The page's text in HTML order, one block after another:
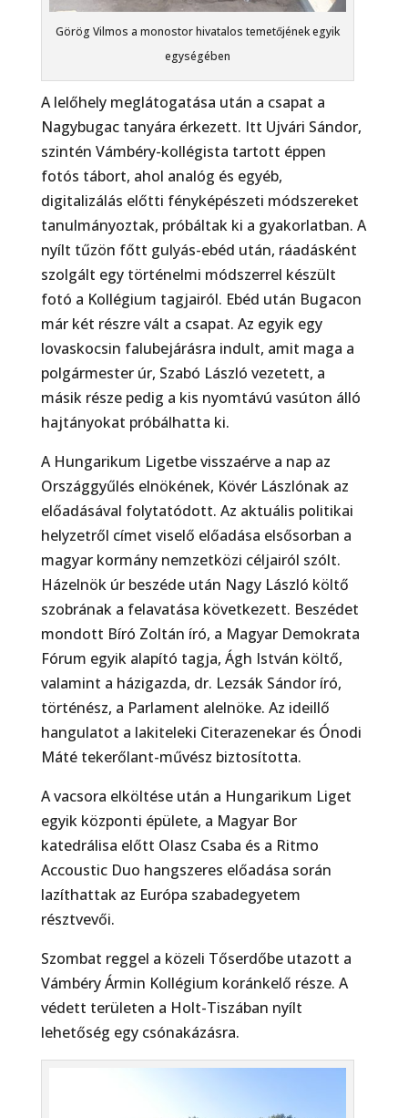
Görög Vilmos a monostor hivatalos temetőjének egyik
egységében
A lelőhely meglátogatása után a csapat a
Nagybugac tanyára érkezett. Itt Ujvári Sándor,
szintén Vámbéry-kollégista tartott éppen
fotós tábort, ahol analóg és egyéb,
digitalizálás előtti fényképészeti módszereket
tanulmányoztak, próbáltak ki a gyakorlatban. A
nyílt tűzön főtt gulyás-ebéd után, ráadásként
szolgált egy történelmi módszerrel készült
fotó a Kollégium tagjairól. Ebéd után Bugacon
már két részre vált a csapat. Az egyik egy
lovaskocsin falubejárásra indult, amit maga a
polgármester úr, Szabó László vezetett, a
másik része pedig a kis nyomtávú vasúton álló
hajtányokat próbálhatta ki.
A Hungarikum Ligetbe visszaérve a nap az
Országgyűlés elnökének, Kövér Lászlónak az
előadásával folytatódott. Az aktuális politikai
helyzetről címet viselő előadása elsősorban a
magyar kormány nemzetközi céljairól szólt.
Házelnök úr beszéde után Nagy László költő
szobrának a felavatása következett. Beszédet
mondott Bíró Zoltán író, a Magyar Demokrata
Fórum egyik alapító tagja, Ágh István költő,
valamint a házigazda, dr. Lezsák Sándor író,
történész, a Parlament alelnöke. Az ideillő
hangulatot a lakiteleki Citerazenekar és Ónodi
Máté tekerőlant-művész biztosította.
A vacsora elköltése után a Hungarikum Liget
egyik központi épülete, a Magyar Bor
katedrálisa előtt Olasz Csaba és a Ritmo
Accoustic Duo hangszeres előadása során
lazíthattak az Európa szabadegyetem
résztvevői.
Szombat reggel a közeli Tőserdőbe utazott a
Vámbéry Ármin Kollégium koránkelő része. A
védett területen a Holt-Tiszában nyílt
lehetőség egy csónakázásra.